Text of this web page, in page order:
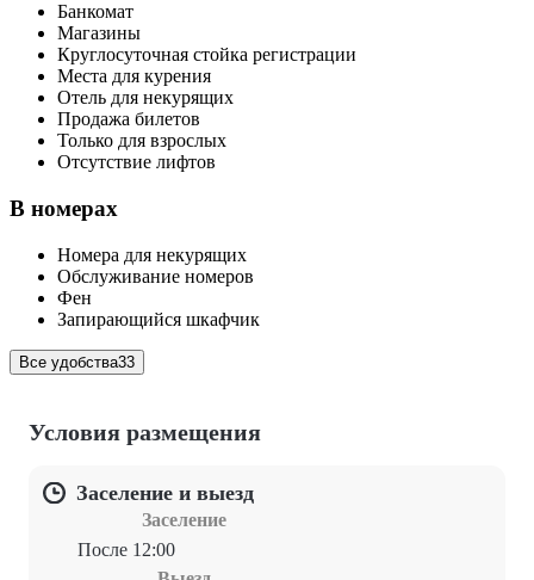
Банкомат
Магазины
Круглосуточная стойка регистрации
Места для курения
Отель для некурящих
Продажа билетов
Только для взрослых
Отсутствие лифтов
В номерах
Номера для некурящих
Обслуживание номеров
Фен
Запирающийся шкафчик
Все удобства33
Условия размещения
Заселение и выезд
Заселение
После 12:00